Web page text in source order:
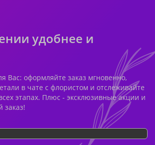
удобнее и
Вас: оформляйте заказ мгновенно,
в чате с флористом и отслеживайте
этапах. Плюс - эксклюзивные акции и
заказ!